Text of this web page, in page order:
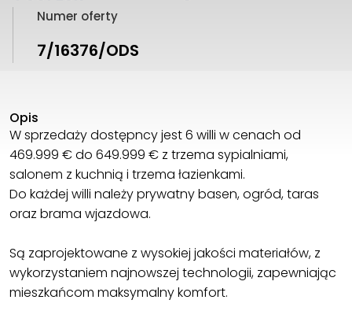
Numer oferty
7/16376/ODS
Opis
W sprzedaży dostępncy jest 6 willi w cenach od
469.999 € do 649.999 € z trzema sypialniami,
salonem z kuchnią i trzema łazienkami.
Do każdej willi należy prywatny basen, ogród, taras
oraz brama wjazdowa.
Są zaprojektowane z wysokiej jakości materiałów, z
wykorzystaniem najnowszej technologii, zapewniając
mieszkańcom maksymalny komfort.